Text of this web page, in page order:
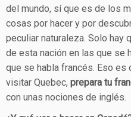
del mundo, sí que es de los
cosas por hacer y por
peculiar naturaleza. Solo hay
de esta nación en las que se
que se habla francés. Eso es
visitar Quebec, prepara tu
con unas nociones de inglés.